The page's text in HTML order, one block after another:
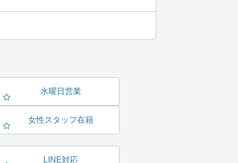
水曜日営業
女性スタッフ在籍
LINE対応